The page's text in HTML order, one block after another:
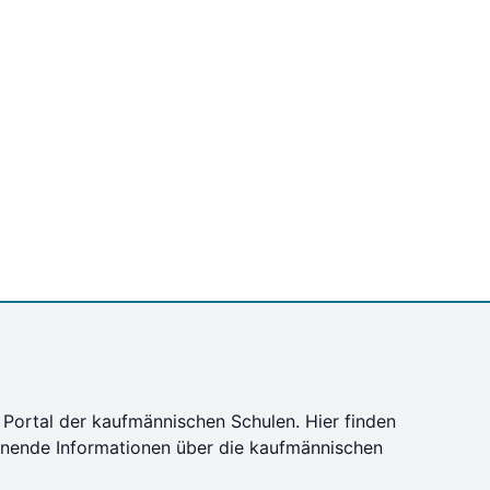
der kaufmännischen Schulen. Hier finden
Informationen über die kaufmännischen